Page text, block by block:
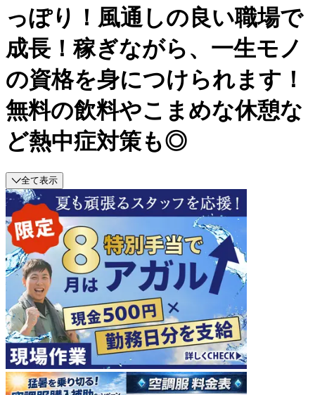
っぽり！風通しの良い職場で
成長！稼ぎながら、一生モノ
の資格を身につけられます！
無料の飲料やこまめな休憩な
ど熱中症対策も◎
全て表示